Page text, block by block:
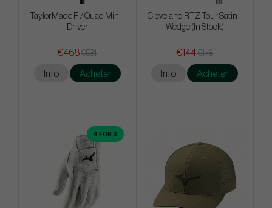
TaylorMade R7 Quad Mini -
Driver
€468€531
Info Acheter
Cleveland RTZ Tour Satin -
Wedge (In Stock)
€144€178
Info Acheter
4 FOR 3